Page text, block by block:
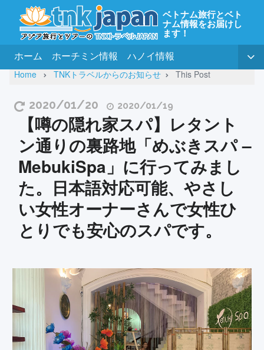
ベトナム旅行とベト
ナム情報をお届けし
ます！
ホーム ホーチミン情報 ハノイ情報
Home TNKトラベルからのお知らせ This Post
2020/01/20 2020/01/19
【噂の隠れ家スパ】レタント
ン通りの裏路地「めぶきスパ –
MebukiSpa」に行ってみまし
た。日本語対応可能、やさし
い女性オーナーさんで女性ひ
とりでも安心のスパです。